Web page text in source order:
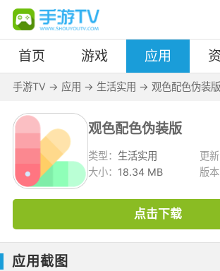
首页 游戏 应用
手游TV -> 应用 -> 生活实用 -> 观色配色伪装版
观色配色伪装版
类型： 生活实用 更新
大小： 18.34 MB 版本
点击下载
应用截图